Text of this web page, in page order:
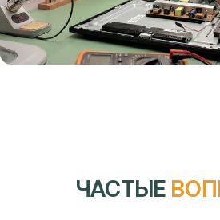
Номер телефона
ОТПРАВИТЬ